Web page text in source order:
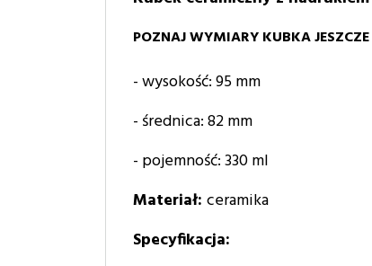
POZNAJ WYMIARY KUBKA
- wysokość: 95 mm
- średnica: 82 mm
- pojemność: 330 ml
Materiał: ceramika
Specyfikacja: